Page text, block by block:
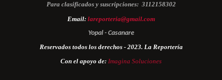
Para clasificados y suscripciones: 3112158302
Email: lareporteria@gmail.com
Yopal - Casanare
Reservados todos los derechos - 2023. La Reportería
Con el apoyo de: Imagina Soluciones